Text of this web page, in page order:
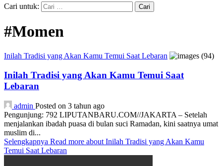
Cari untuk:
#Momen
Inilah Tradisi yang Akan Kamu Temui Saat Lebaran
Inilah Tradisi yang Akan Kamu Temui Saat
Lebaran
admin Posted on 3 tahun ago
Pengunjung: 792 LIPUTANBARU.COM//JAKARTA – Setelah
menjalankan ibadah puasa di bulan suci Ramadan, kini saatnya umat
muslim di...
Selengkapnya Read more about Inilah Tradisi yang Akan Kamu
Temui Saat Lebaran